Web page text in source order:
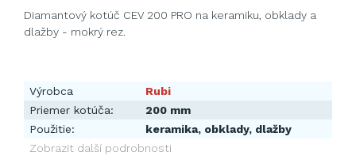
Diamantový kotúč CEV 200 PRO na keramiku, obklady a
dlažby - mokrý rez.
Výrobca
Rubi
Priemer kotúča:
200 mm
Použitie:
keramika, obklady, dlažby
Zobrazit další podrobnosti